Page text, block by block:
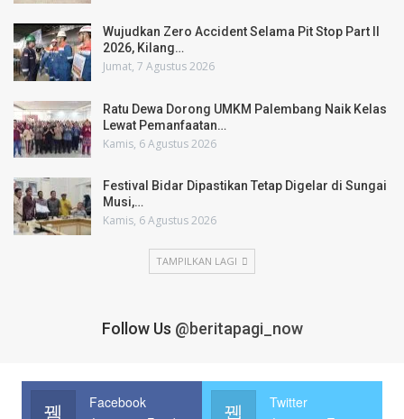
Wujudkan Zero Accident Selama Pit Stop Part II
2026, Kilang…
Jumat, 7 Agustus 2026
Ratu Dewa Dorong UMKM Palembang Naik Kelas
Lewat Pemanfaatan…
Kamis, 6 Agustus 2026
Festival Bidar Dipastikan Tetap Digelar di Sungai
Musi,…
Kamis, 6 Agustus 2026
TAMPILKAN LAGI
Follow Us @beritapagi_now
Facebook Twitter